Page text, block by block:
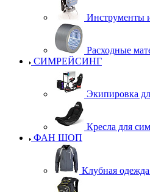
Инструменты
Расходные
СИМРЕЙСИНГ
Экипировка
Кресла для
ФАН ШОП
Клубная